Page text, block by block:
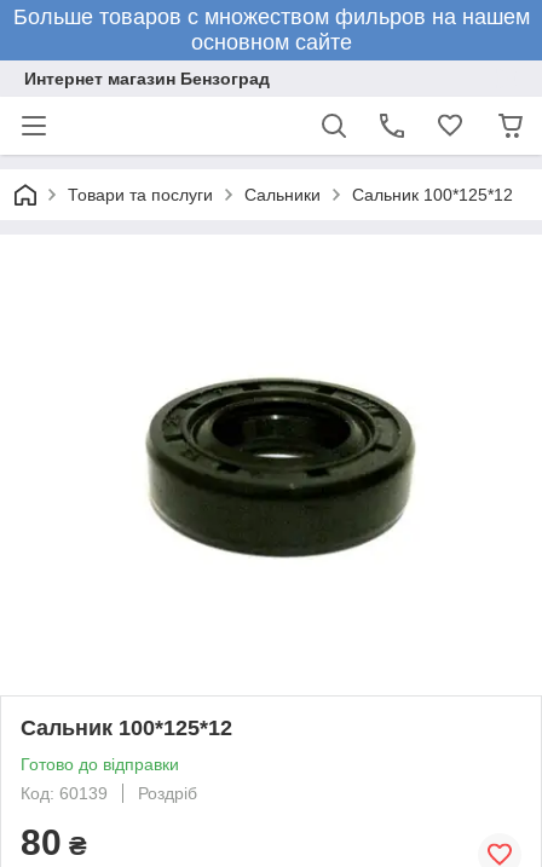
Больше товаров с множеством фильров на нашем
основном сайте
Интернет магазин Бензоград
Товари та послуги Сальники Сальник 100*125*12
Сальник 100*125*12
Готово до відправки
Код: 60139
Роздріб
80 ₴